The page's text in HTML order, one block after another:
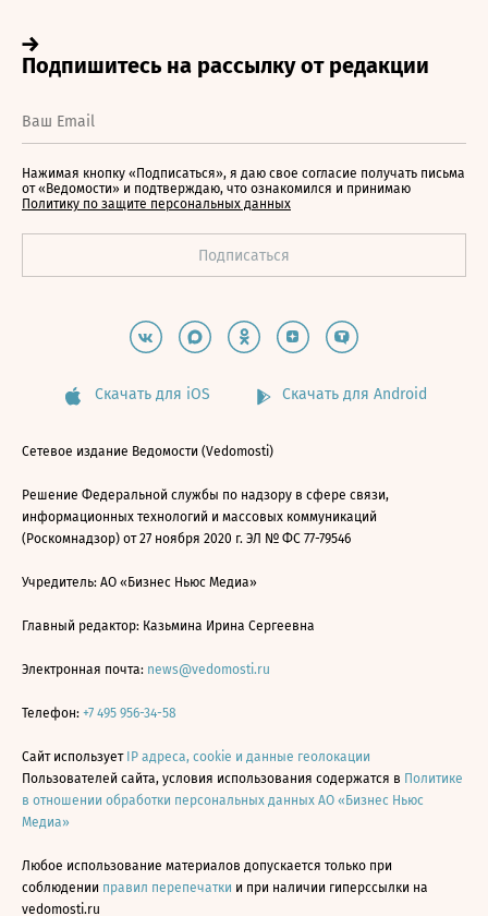
Нажимая кнопку «Подписаться», я даю свое согласие получать письма
от «Ведомости» и подтверждаю, что ознакомился и принимаю
Политику по защите персональных данных
Скачать для iOS Скачать для Android
Сетевое издание Ведомости (Vedomosti)
Решение Федеральной службы по надзору в сфере связи,
информационных технологий и массовых коммуникаций
(Роскомнадзор) от 27 ноября 2020 г. ЭЛ № ФС 77-79546
Учредитель: АО «Бизнес Ньюс Медиа»
Главный редактор: Казьмина Ирина Сергеевна
Электронная почта: news@vedomosti.ru
Телефон: +7 495 956-34-58
Сайт использует IP адреса, cookie и данные геолокации
Пользователей сайта, условия использования содержатся в Политике
в отношении обработки персональных данных АО «Бизнес Ньюс
Медиа»
Любое использование материалов допускается только при
соблюдении правил перепечатки и при наличии гиперссылки на
vedomosti.ru